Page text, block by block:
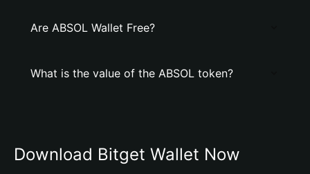
Are ABSOL Wallet Free?
What is the value of the ABSOL token?
Download Bitget Wallet Now